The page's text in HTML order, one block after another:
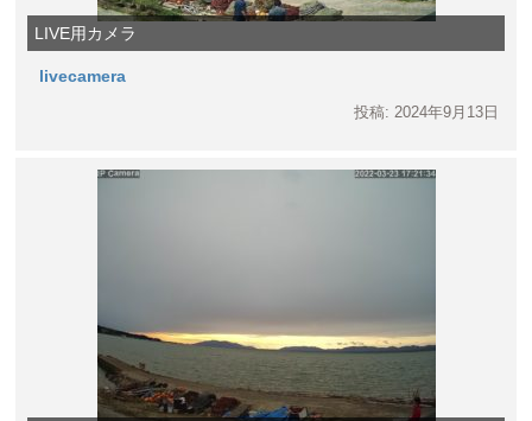
LIVE用カメラ
livecamera
投稿: 2024年9月13日